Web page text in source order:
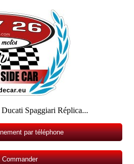
Spaggiari Réplica...
par téléphone
Commander